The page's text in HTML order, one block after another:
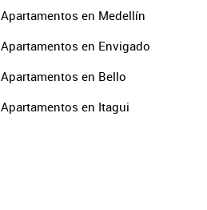
Apartamentos en Medellín
Apartamentos en Envigado
Apartamentos en Bello
Apartamentos en Itagui